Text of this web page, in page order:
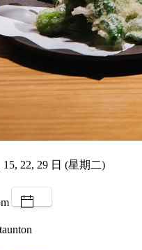
15, 22, 29 日 (星期二)